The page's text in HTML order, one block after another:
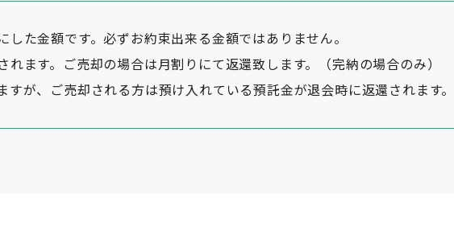
た金額です。必ずお約束出来る金額ではありません。
ます。ご売却の場合は月割りにて返還致します。（完納の場合のみ）
が、ご売却される方は預け入れている預託金が退会時に返還されます。